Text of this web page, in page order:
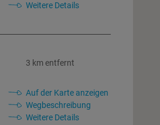
Weitere Details
3 km entfernt
Auf der Karte anzeigen
Wegbeschreibung
Weitere Details